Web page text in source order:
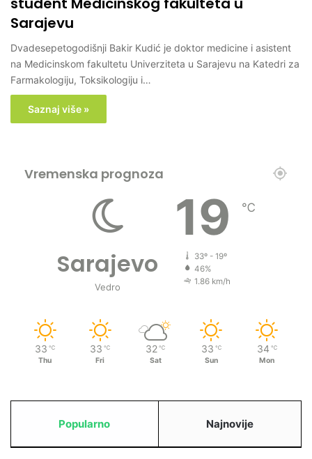
Sarajevu
Dvadesepetogodišnji Bakir Kudić je doktor medicine i asistent
na Medicinskom fakultetu Univerziteta u Sarajevu na Katedri za
Farmakologiju, Toksikologiju i…
Saznaj više »
Vremenska prognoza
Sarajevo
Vedro
19 ℃
33º - 19º
46%
1.86 km/h
33 ℃
Thu
33 ℃
Fri
32 ℃
Sat
33 ℃
Sun
34 ℃
Mon
Popularno Najnovije